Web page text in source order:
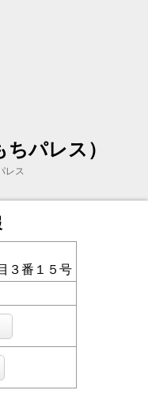
パレス）
レス
３番１５号